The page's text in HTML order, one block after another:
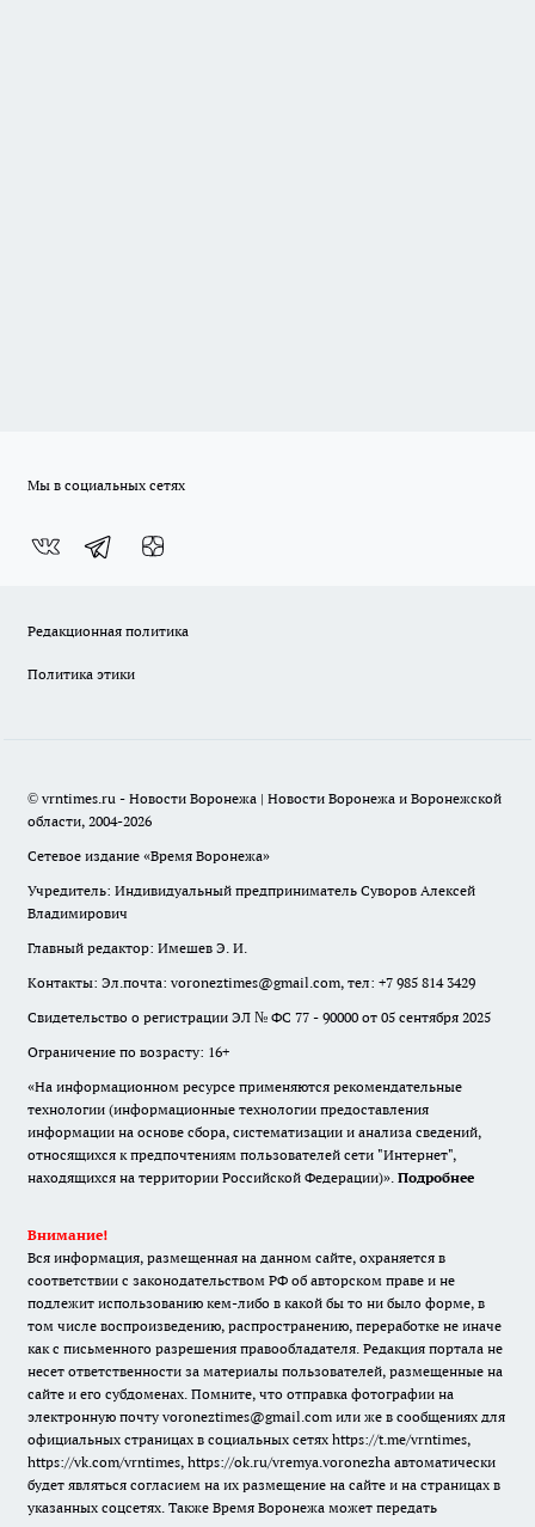
Мы в социальных сетях
Редакционная политика
Политика этики
© vrntimes.ru - Новости Воронежа | Новости Воронежа и Воронежской
области, 2004-2026
Сетевое издание «Время Воронежа»
Учредитель: Индивидуальный предприниматель Суворов Алексей
Владимирович
Главный редактор: Имешев Э. И.
Контакты: Эл.почта: voroneztimes@gmail.com, тел: +7 985 814 3429
Свидетельство о регистрации ЭЛ № ФС 77 - 90000 от 05 сентября 2025
Ограничение по возрасту: 16+
«На информационном ресурсе применяются рекомендательные
технологии (информационные технологии предоставления
информации на основе сбора, систематизации и анализа сведений,
относящихся к предпочтениям пользователей сети "Интернет",
находящихся на территории Российской Федерации)». Подробнее
Внимание!
Вся информация, размещенная на данном сайте, охраняется в
соответствии с законодательством РФ об авторском праве и не
подлежит использованию кем-либо в какой бы то ни было форме, в
том числе воспроизведению, распространению, переработке не иначе
как с письменного разрешения правообладателя. Редакция портала не
несет ответственности за материалы пользователей, размещенные на
сайте и его субдоменах. Помните, что отправка фотографии на
электронную почту voroneztimes@gmail.com или же в сообщениях для
официальных страницах в социальных сетях https://t.me/vrntimes,
https://vk.com/vrntimes, https://ok.ru/vremya.voronezha автоматически
будет являться согласием на их размещение на сайте и на страницах в
указанных соцсетях. Также Время Воронежа может передать